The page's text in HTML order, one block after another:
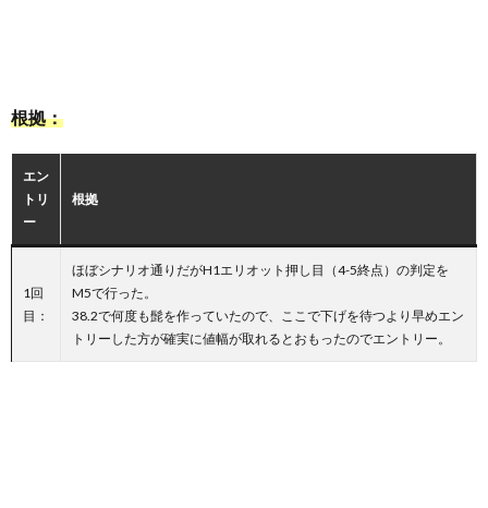
根拠：
エン
トリ
ー
根拠
1回
目：
ほぼシナリオ通りだがH1エリオット押し目（4-5終点）の判定を
M5で行った。
38.2で何度も髭を作っていたので、ここで下げを待つより早めエン
トリーした方が確実に値幅が取れるとおもったのでエントリー。